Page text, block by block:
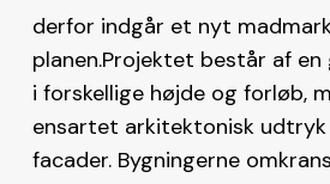
derfor indgår et nyt
planen.Projektet består af
i forskellige højde og forløb,
ensartet arkitektonisk udtryk
facader. Bygningerne